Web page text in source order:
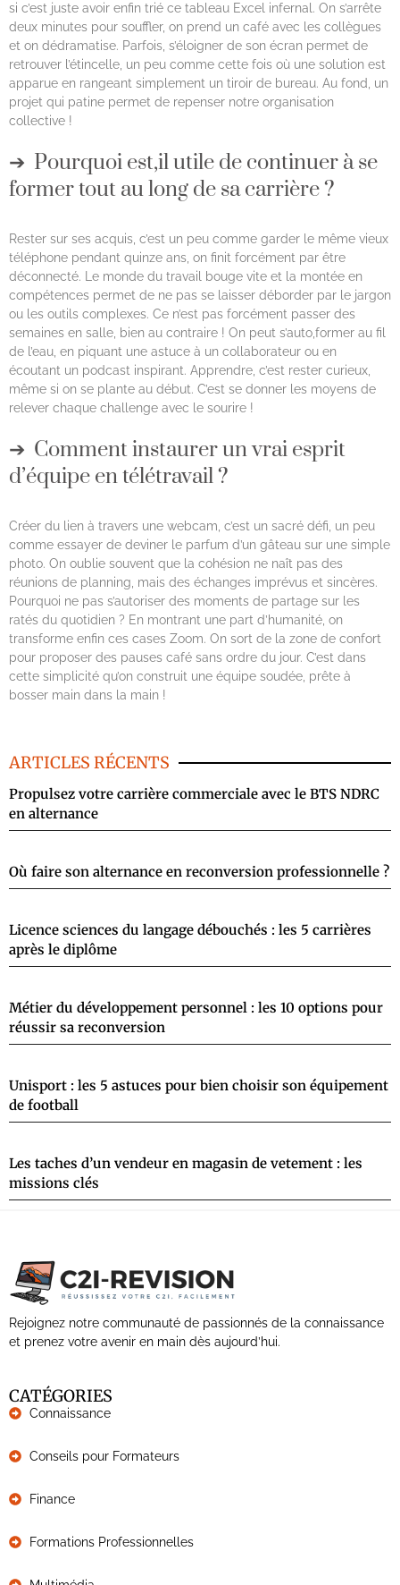
si c’est juste avoir enfin trié ce tableau Excel infernal. On s’arrête
deux minutes pour souffler, on prend un café avec les collègues
et on dédramatise. Parfois, s’éloigner de son écran permet de
retrouver l’étincelle, un peu comme cette fois où une solution est
apparue en rangeant simplement un tiroir de bureau. Au fond, un
projet qui patine permet de repenser notre organisation
collective !
Pourquoi est,il utile de continuer à se
former tout au long de sa carrière ?
Rester sur ses acquis, c’est un peu comme garder le même vieux
téléphone pendant quinze ans, on finit forcément par être
déconnecté. Le monde du travail bouge vite et la montée en
compétences permet de ne pas se laisser déborder par le jargon
ou les outils complexes. Ce n’est pas forcément passer des
semaines en salle, bien au contraire ! On peut s’auto,former au fil
de l’eau, en piquant une astuce à un collaborateur ou en
écoutant un podcast inspirant. Apprendre, c’est rester curieux,
même si on se plante au début. C’est se donner les moyens de
relever chaque challenge avec le sourire !
Comment instaurer un vrai esprit
d’équipe en télétravail ?
Créer du lien à travers une webcam, c’est un sacré défi, un peu
comme essayer de deviner le parfum d’un gâteau sur une simple
photo. On oublie souvent que la cohésion ne naît pas des
réunions de planning, mais des échanges imprévus et sincères.
Pourquoi ne pas s’autoriser des moments de partage sur les
ratés du quotidien ? En montrant une part d’humanité, on
transforme enfin ces cases Zoom. On sort de la zone de confort
pour proposer des pauses café sans ordre du jour. C’est dans
cette simplicité qu’on construit une équipe soudée, prête à
bosser main dans la main !
ARTICLES RÉCENTS
Propulsez votre carrière commerciale avec le BTS NDRC
en alternance
Où faire son alternance en reconversion professionnelle ?
Licence sciences du langage débouchés : les 5 carrières
après le diplôme
Métier du développement personnel : les 10 options pour
réussir sa reconversion
Unisport : les 5 astuces pour bien choisir son équipement
de football
Les taches d’un vendeur en magasin de vetement : les
missions clés
Rejoignez notre communauté de passionnés de la connaissance
et prenez votre avenir en main dès aujourd’hui.
CATÉGORIES
Connaissance
Conseils pour Formateurs
Finance
Formations Professionnelles